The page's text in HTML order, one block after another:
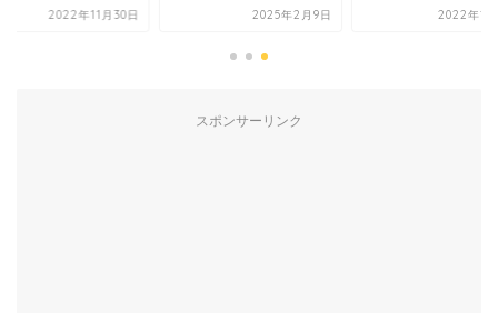
2022年11月30日 2025年2月9日 2022年12
スポンサーリンク